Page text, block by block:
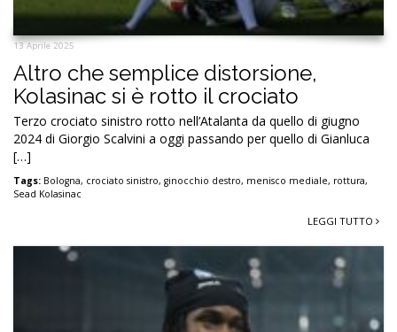
13 Aprile 2025
Altro che semplice distorsione,
Kolasinac si è rotto il crociato
Terzo crociato sinistro rotto nell’Atalanta da quello di giugno
2024 di Giorgio Scalvini a oggi passando per quello di Gianluca
[…]
Tags: Bologna, crociato sinistro, ginocchio destro, menisco mediale, rottura,
Sead Kolasinac
LEGGI TUTTO